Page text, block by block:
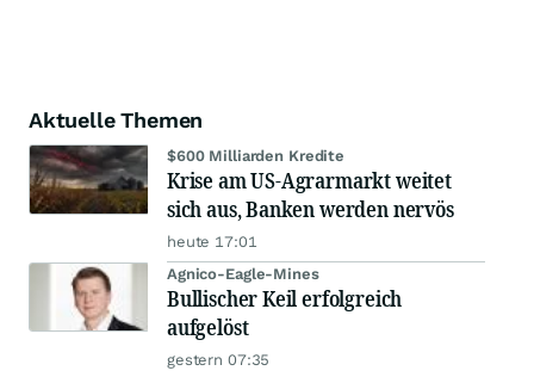
Aktuelle Themen
$600 Milliarden Kredite
Krise am US-Agrarmarkt weitet
sich aus, Banken werden nervös
heute 17:01
Agnico-Eagle-Mines
Bullischer Keil erfolgreich
aufgelöst
gestern 07:35